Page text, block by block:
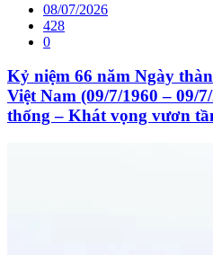
08/07/2026
428
0
Kỷ niệm 66 năm Ngày
Việt Nam (09/7/1960 – 09/
thống – Khát vọng vươn